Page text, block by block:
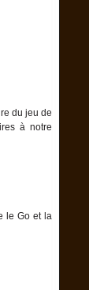
du jeu de
à notre
le Go et la